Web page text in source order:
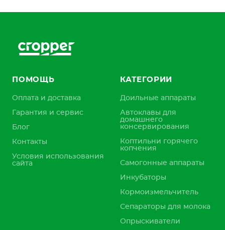
ПОМОЩЬ
Оплата и доставка
Гарантия и сервис
Блог
Контакты
Условия использования
сайта
КАТЕГОРИИ
Доильные аппараты
Автоклавы для
домашнего
консервирования
Коптильни горячего
копчения
Самогонные аппараты
Инкубаторы
Кормоизмельчитель
Сепараторы для молока
Опрыскиватели